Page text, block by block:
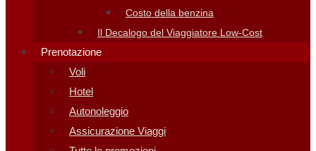
Costo della benzina
Il Decalogo del Viaggiatore Low-Cost
Prenotazione
Voli
Hotel
Autonoleggio
Assicurazione Viaggi